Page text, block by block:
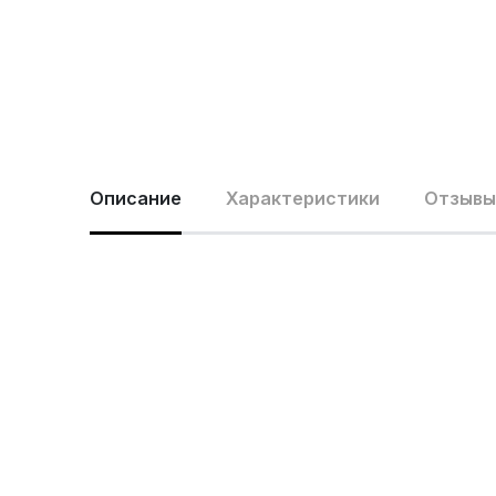
Описание Характеристики